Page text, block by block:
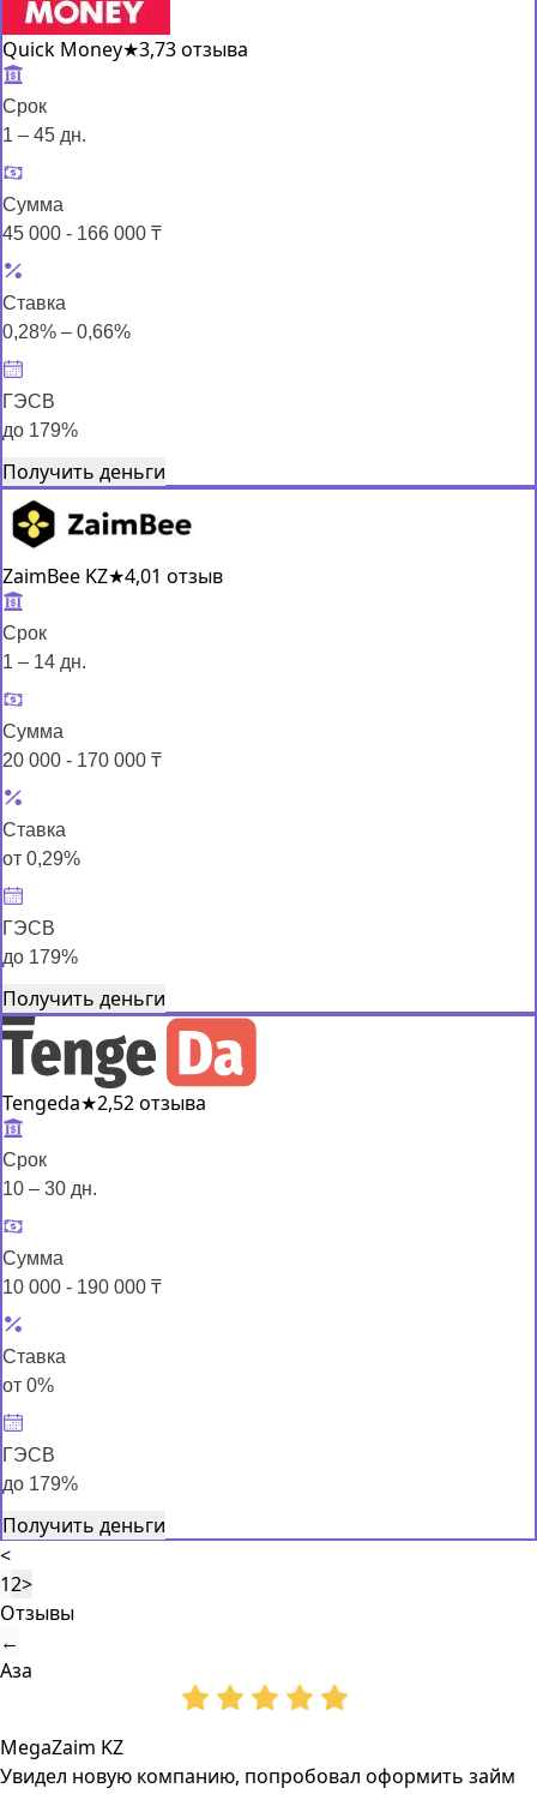
Quick Money★3,73 отзыва
Срок
1 – 45 дн.
Сумма
45 000 - 166 000 ₸
Ставка
0,28% – 0,66%
ГЭСВ
до 179%
Получить деньги
ZaimBee KZ★4,01 отзыв
Срок
1 – 14 дн.
Сумма
20 000 - 170 000 ₸
Ставка
от 0,29%
ГЭСВ
до 179%
Получить деньги
Tengeda★2,52 отзыва
Срок
10 – 30 дн.
Сумма
10 000 - 190 000 ₸
Ставка
от 0%
ГЭСВ
до 179%
Получить деньги
<
12>
Отзывы
←
Аза
MegaZaim KZ
Увидел новую компанию, попробовал оформить займ